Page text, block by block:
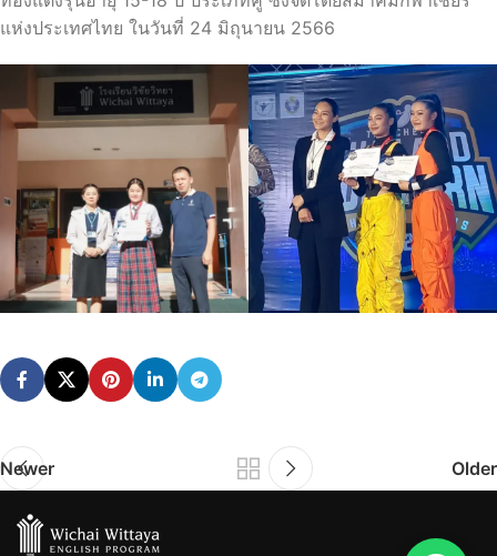
แห่งประเทศไทย ในวันที่ 24 มิถุนายน 2566
Newer Older